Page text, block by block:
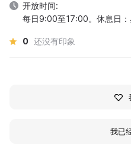
开放时间:
每日9:00至17:00。休息日
0 还没有印象
我已